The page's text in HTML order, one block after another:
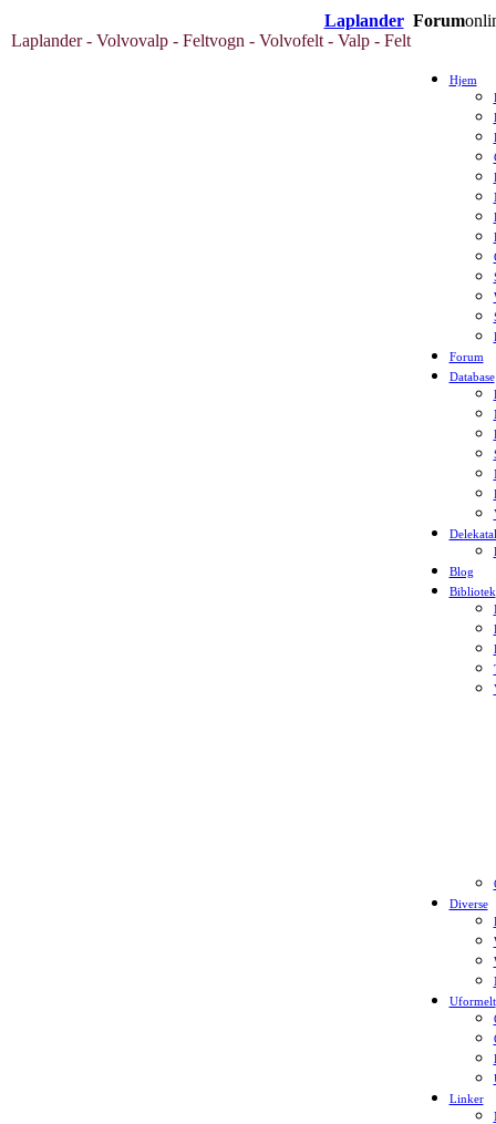
Laplander Forum
Laplander - Volvovalp - Feltvogn - Volvofelt - Valp - Felt
Hjem
Forum
Database
Blog
Bibliotek
Diverse
Uformelt
Linker